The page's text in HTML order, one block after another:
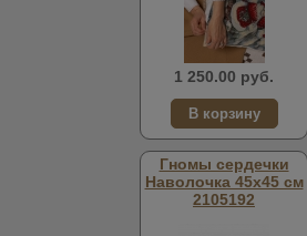
1 250.00 руб.
Гномы сердечки
Наволочка 45х45 см
2105192